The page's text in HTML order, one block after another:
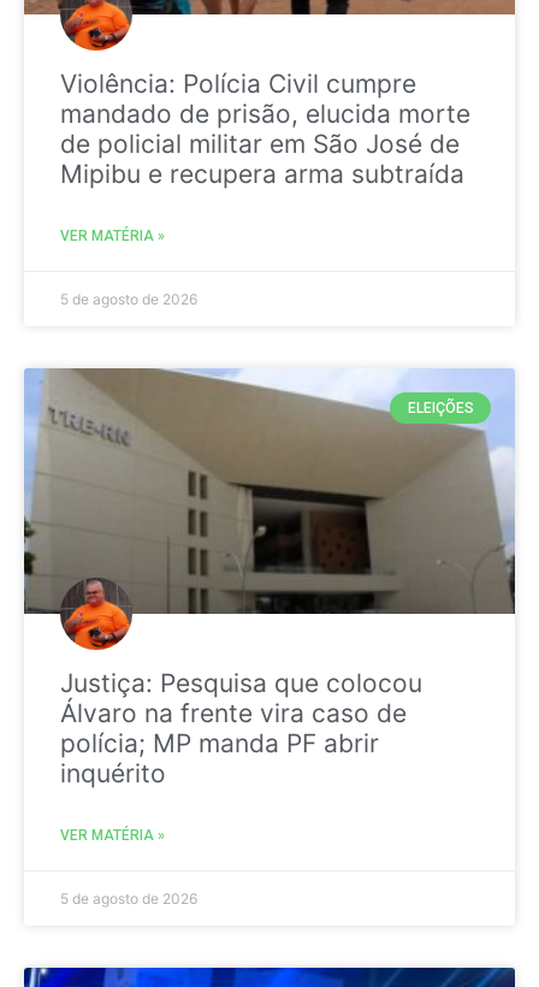
Violência: Polícia Civil cumpre
mandado de prisão, elucida morte
de policial militar em São José de
Mipibu e recupera arma subtraída
VER MATÉRIA »
5 de agosto de 2026
ELEIÇÕES
Justiça: Pesquisa que colocou
Álvaro na frente vira caso de
polícia; MP manda PF abrir
inquérito
VER MATÉRIA »
5 de agosto de 2026